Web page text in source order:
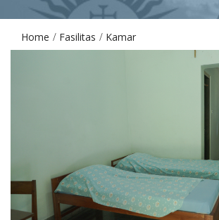
Home Fasilitas Kamar